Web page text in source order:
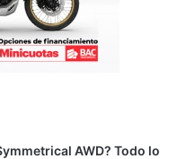
AWD? Todo lo